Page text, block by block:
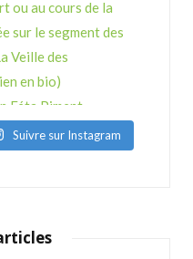
Suivre sur Instagram